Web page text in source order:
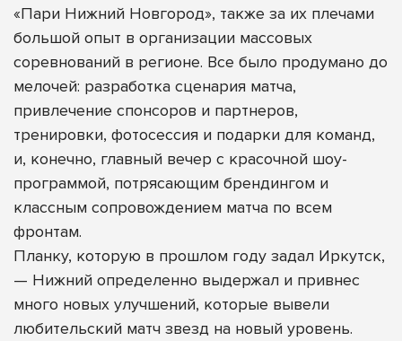
«Пари Нижний Новгород», также за их плечами
большой опыт в организации массовых
соревнований в регионе. Все было продумано до
мелочей: разработка сценария матча,
привлечение спонсоров и партнеров,
тренировки, фотосессия и подарки для команд,
и, конечно, главный вечер с красочной шоу-
программой, потрясающим брендингом и
классным сопровождением матча по всем
фронтам.
Планку, которую в прошлом году задал Иркутск,
— Нижний определенно выдержал и привнес
много новых улучшений, которые вывели
любительский матч звезд на новый уровень.